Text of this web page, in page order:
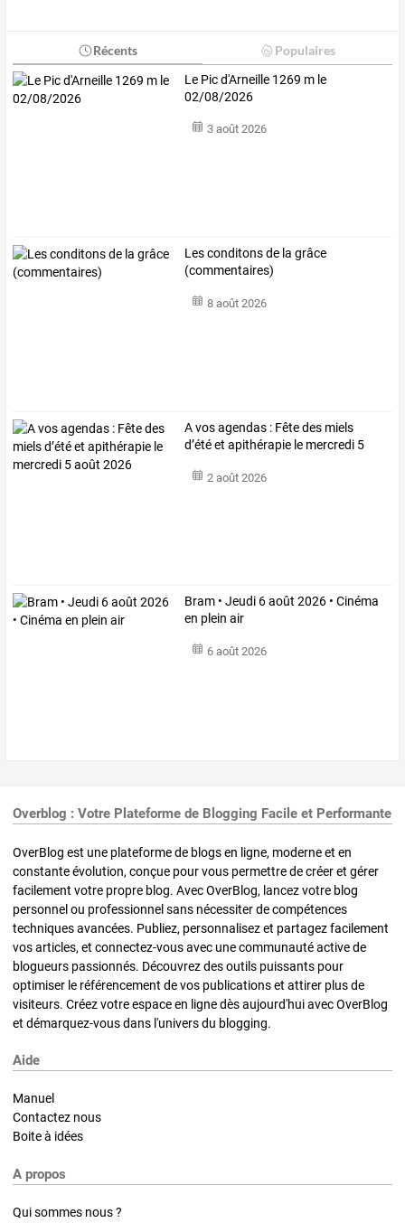
Récents Populaires
Le Pic d'Arneille 1269 m le
02/08/2026
3 août 2026
Les conditons de la grâce
(commentaires)
8 août 2026
A vos agendas : Fête des miels
d’été et apithérapie le mercredi 5
2 août 2026
Bram • Jeudi 6 août 2026 • Cinéma
en plein air
6 août 2026
Overblog : Votre Plateforme de Blogging Facile et Performante
OverBlog est une plateforme de blogs en ligne, moderne et en
constante évolution, conçue pour vous permettre de créer et gérer
facilement votre propre blog. Avec OverBlog, lancez votre blog
personnel ou professionnel sans nécessiter de compétences
techniques avancées. Publiez, personnalisez et partagez facilement
vos articles, et connectez-vous avec une communauté active de
blogueurs passionnés. Découvrez des outils puissants pour
optimiser le référencement de vos publications et attirer plus de
visiteurs. Créez votre espace en ligne dès aujourd'hui avec OverBlog
et démarquez-vous dans l'univers du blogging.
Aide
Manuel
Contactez nous
Boite à idées
A propos
Qui sommes nous ?